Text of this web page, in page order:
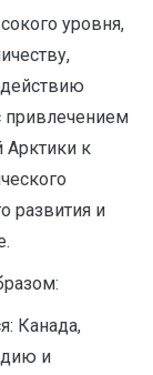
уровня,
привлечением
Арктики к
развития и
Канада,
и